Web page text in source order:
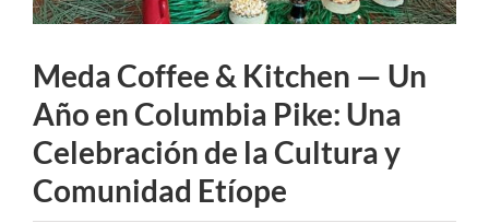
Meda Coffee & Kitchen — Un
Año en Columbia Pike: Una
Celebración de la Cultura y
Comunidad Etíope